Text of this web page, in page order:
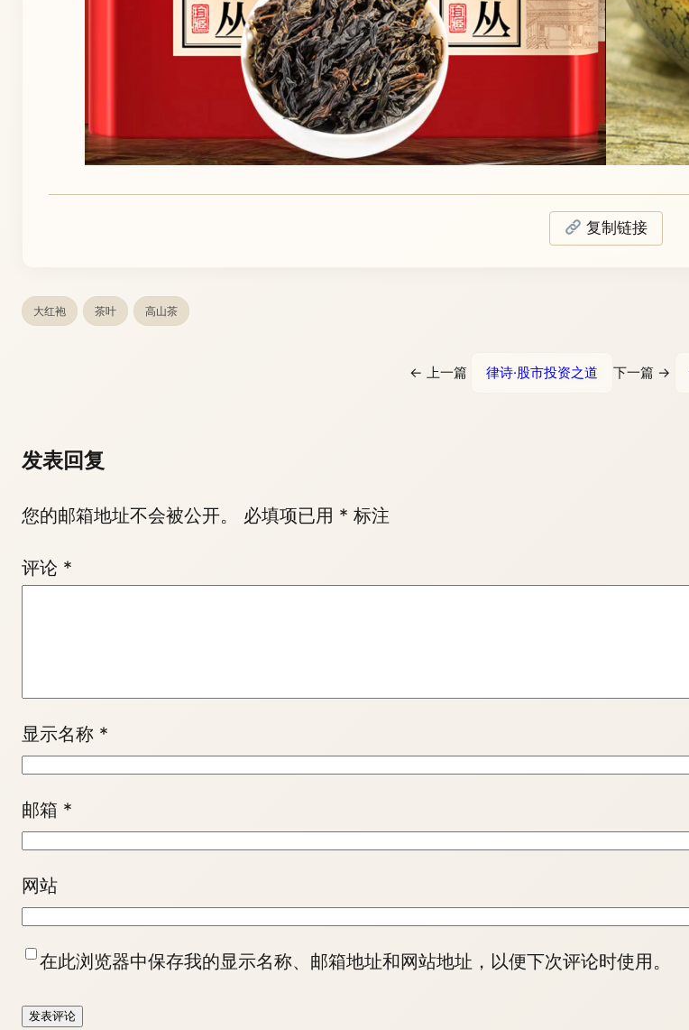
复制链接
大红袍 茶叶 高山茶
← 上一篇 律诗·股市投资之道 下一篇 →
发表回复
您的邮箱地址不会被公开。 必填项已用 * 标注
评论 *
显示名称 *
邮箱 *
网站
在此浏览器中保存我的显示名称、邮箱地址和网站地址，以便下次评论时使用。